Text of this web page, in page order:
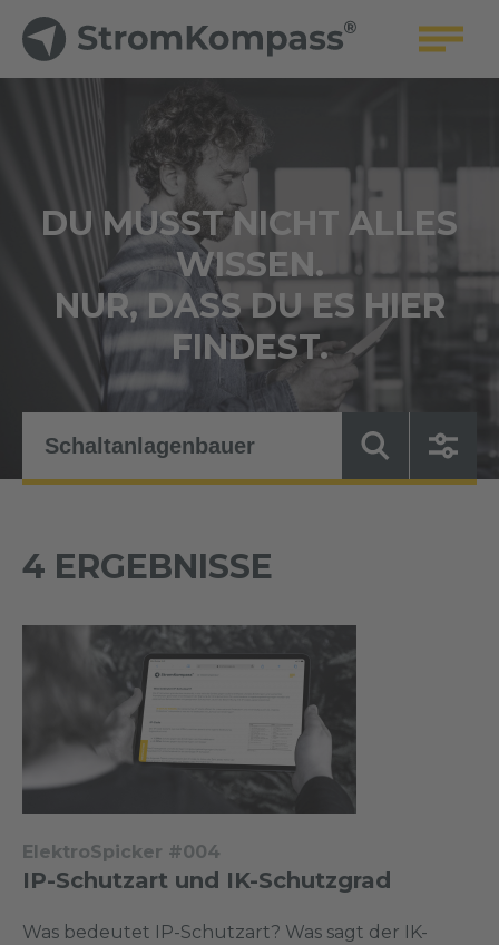
DU MUSST NICHT ALLES
WISSEN.
NUR, DASS DU ES HIER
FINDEST.
4 ERGEBNISSE
ElektroSpicker #004
IP-Schutzart und IK-Schutzgrad
Was bedeutet IP-Schutzart? Was sagt der IK-